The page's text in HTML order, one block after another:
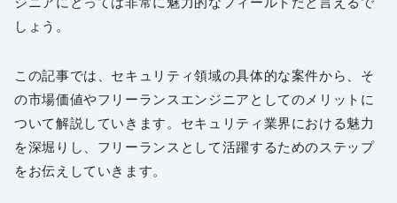
しょう。
この記事では、セキュリティ領域の具体的な案件から、そ
の市場価値やフリーランスエンジニアとしてのメリットに
ついて解説していきます。セキュリティ業界における魅力
を深堀りし、フリーランスとして活躍するためのステップ
をお伝えしていきます。